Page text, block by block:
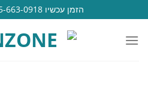
to
content
הזמן עכשיו 055-663-0918 MENZONE